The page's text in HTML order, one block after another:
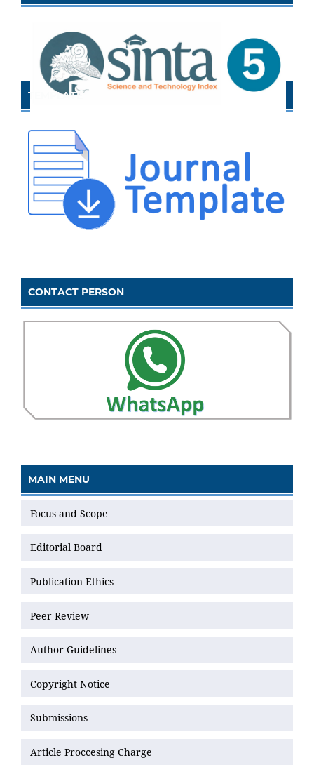
TEMPLATE
CONTACT PERSON
MAIN MENU
Focus and Scope
Editorial Board
Publication Ethics
Peer Review
Author Guidelines
Copyright Notice
Submissions
Article Proccesing Charge